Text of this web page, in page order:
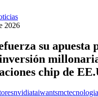
2026
su apuesta
chip de
nvidiataiwantsmctecnologia